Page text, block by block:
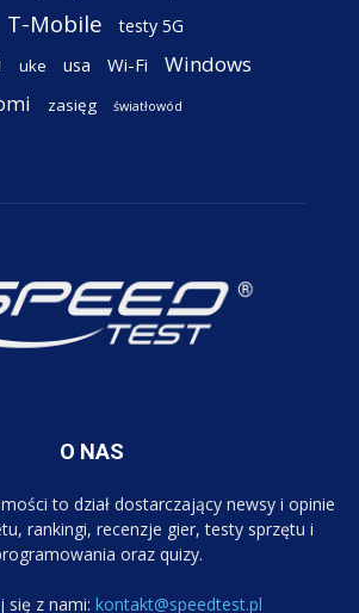
T-Mobile testy 5G
uke usa Wi-Fi Windows
zasięg światłowód
O NAS
to dział dostarczający newsy i opinie
rankingi, recenzje gier, testy sprzętu i
oraz quizy.
się z nami: kontakt@speedtest.pl